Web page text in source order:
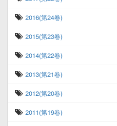
2016(第24卷)
2015(第23卷)
2014(第22卷)
2013(第21卷)
2012(第20卷)
2011(第19卷)